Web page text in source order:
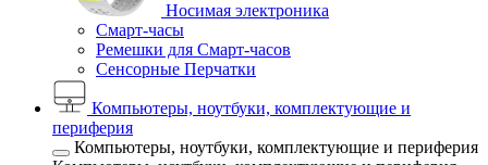
Носимая электроника
Смарт-часы
Ремешки для Смарт-часов
Сенсорные Перчатки
Компьютеры, ноутбуки, комплектующие и
периферия
Компьютеры, ноутбуки, комплектующие и периферия